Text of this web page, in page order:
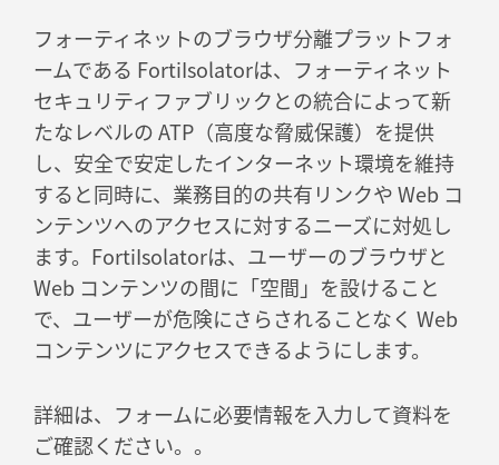
フォーティネットのブラウザ分離プラットフォ
ームである FortiIsolatorは、フォーティネット
セキュリティファブリックとの統合によって新
たなレベルの ATP（高度な脅威保護）を提供
し、安全で安定したインターネット環境を維持
すると同時に、業務目的の共有リンクや Web コ
ンテンツへのアクセスに対するニーズに対処し
ます。FortiIsolatorは、ユーザーのブラウザと
Web コンテンツの間に「空間」を設けること
で、ユーザーが危険にさらされることなく Web
コンテンツにアクセスできるようにします。
詳細は、フォームに必要情報を入力して資料を
ご確認ください。。